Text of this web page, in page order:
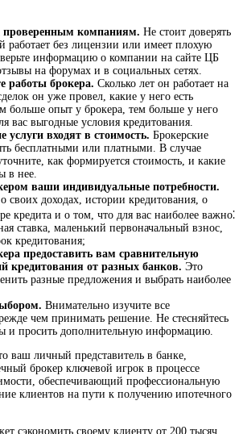
проверенным компаниям. Не стоит доверять
работает без лицензии или имеет плохую
информацию о компании на сайте ЦБ
на форумах и в социальных сетях.
работы брокера. Сколько лет он работает на
он уже провел, какие у него есть
больше опыт у брокера, тем больше у него
вас выгодные условия кредитования.
услуги входят в стоимость. Брокерские
бесплатными или платными. В случае
как формируется стоимость, и какие
в нее.
ваши индивидуальные потребности.
своих доходах, истории кредитования, о
кредита и о том, что для вас наиболее важно⁚
ставка, маленький первоначальный взнос,
кредитования;
предоставить вам сравнительную
кредитования от разных банков. Это
разные предложения и выбрать наиболее
Внимательно изучите все
чем принимать решение. Не стесняйтесь
и просить дополнительную информацию.
ваш личный представитель в банке,
брокер ключевой игрок в процессе
обеспечивающий профессиональную
клиентов на пути к получению ипотечного
сэкономить своему клиенту от 200 тысяч